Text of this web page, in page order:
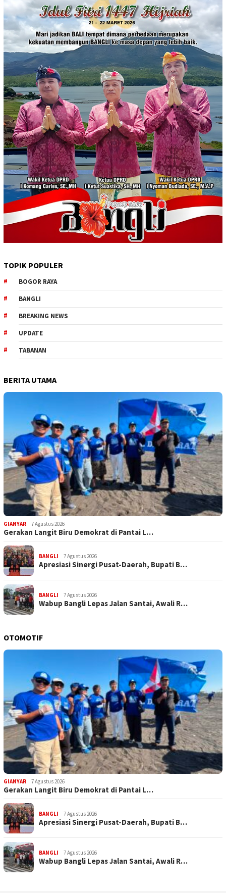
TOPIK POPULER
BOGOR RAYA
BANGLI
BREAKING NEWS
UPDATE
TABANAN
BERITA UTAMA
GIANYAR 7 Agustus 2026
Gerakan Langit Biru Demokrat di Pantai L…
BANGLI 7 Agustus 2026
Apresiasi Sinergi Pusat-Daerah, Bupati B…
BANGLI 7 Agustus 2026
Wabup Bangli Lepas Jalan Santai, Awali R…
OTOMOTIF
GIANYAR 7 Agustus 2026
Gerakan Langit Biru Demokrat di Pantai L…
BANGLI 7 Agustus 2026
Apresiasi Sinergi Pusat-Daerah, Bupati B…
BANGLI 7 Agustus 2026
Wabup Bangli Lepas Jalan Santai, Awali R…